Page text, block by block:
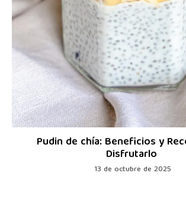
Pudin de chía: Beneficios y
Disfrutarlo
13 de octubre de 2025